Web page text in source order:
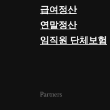
급여정산
연말정산
임직원 단체보험
Partners